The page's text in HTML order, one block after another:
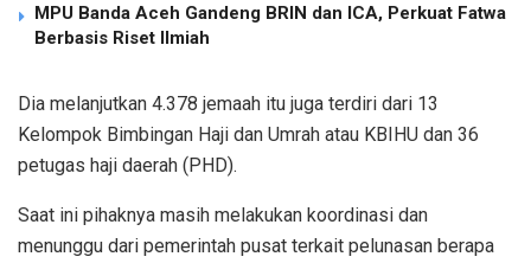
MPU Banda Aceh Gandeng BRIN dan ICA, Perkuat Fatwa
Berbasis Riset Ilmiah
Dia melanjutkan 4.378 jemaah itu juga terdiri dari 13
Kelompok Bimbingan Haji dan Umrah atau KBIHU dan 36
petugas haji daerah (PHD).
Saat ini pihaknya masih melakukan koordinasi dan
menunggu dari pemerintah pusat terkait pelunasan berapa